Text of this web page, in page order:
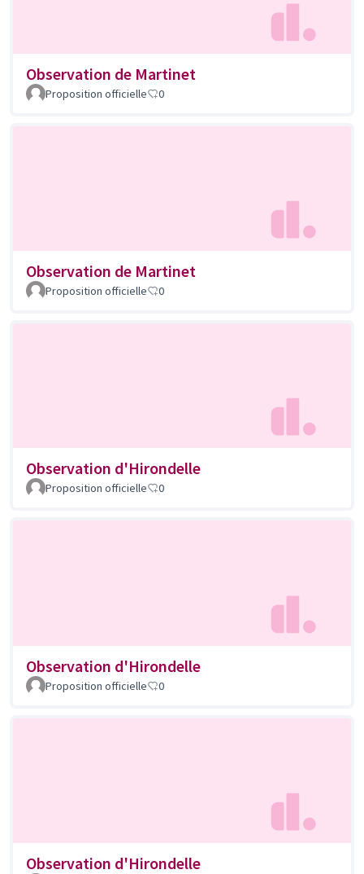
Observation de Martinet
Proposition officielle 0
Observation de Martinet
Proposition officielle 0
Observation d'Hirondelle
Proposition officielle 0
Observation d'Hirondelle
Proposition officielle 0
Observation d'Hirondelle